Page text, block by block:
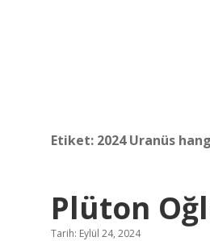
Etiket: 2024 Uranüs
Plüton
Tarih: Eylül 24, 2024